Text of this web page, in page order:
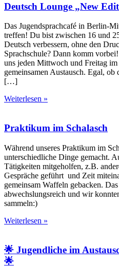
Deutsch Lounge „New
Das Jugendsprachcafé in Berlin-
treffen! Du bist zwischen 16 und
Deutsch verbessern, ohne den
Sprachschule? Dann komm
uns jeden Mittwoch und Freitag
gemeinsamen Austausch. Egal, ob
[…]
Weiterlesen »
Praktikum im Schalasch
Während unseres Praktikum im
unterschiedliche Dinge gemacht.
Tätigkeiten mitgeholfen, z.B.
Gespräche geführt und Zeit
gemeinsam Waffeln gebacken.
abwechslungsreich und wir
sammeln:)
Weiterlesen »
🌟 Jugendliche im
🌟